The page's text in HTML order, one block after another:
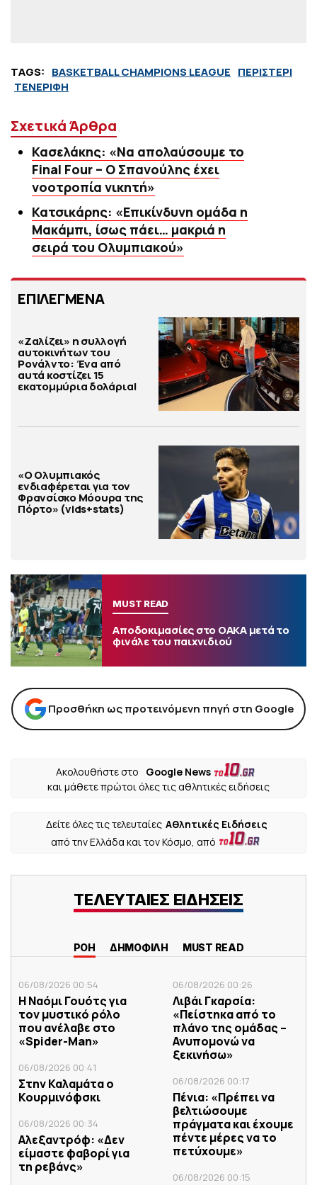
TAGS: BASKETBALL CHAMPIONS LEAGUE ΠΕΡΙΣΤΕΡΙ
ΤΕΝΕΡΙΦΗ
Σχετικά Άρθρα
Κασελάκης: «Να απολαύσουμε το
Final Four – Ο Σπανούλης έχει
νοοτροπία νικητή»
Κατσικάρης: «Επικίνδυνη ομάδα η
Μακάμπι, ίσως πάει… μακριά η
σειρά του Ολυμπιακού»
ΕΠΙΛΕΓΜΕΝΑ
«Ζαλίζει» η συλλογή
αυτοκινήτων του
Ρονάλντο: Ένα από
αυτά κοστίζει 15
εκατομμύρια δολάρια!
«Ο Ολυμπιακός
ενδιαφέρεται για τον
Φρανσίσκο Μόουρα της
Πόρτο» (vids+stats)
MUST READ
Αποδοκιμασίες στο ΟΑΚΑ μετά το
φινάλε του παιχνιδιού
Προσθήκη ως προτεινόμενη πηγή στη Google
Ακολουθήστε στο
Google News
και μάθετε πρώτοι όλες τις αθλητικές ειδήσεις
Δείτε όλες τις τελευταίες Αθλητικές Ειδήσεις
από την Ελλάδα και τον Κόσμο, από
ΤΕΛΕΥΤΑΙΕΣ ΕΙΔΗΣΕΙΣ
ΡΟΗ ΔΗΜΟΦΙΛΗ MUST READ
06/08/2026 00:54
Η Ναόμι Γουότς για
τον μυστικό ρόλο
που ανέλαβε στο
«Spider-Man»
06/08/2026 00:41
Στην Καλαμάτα ο
Κουρμινόφσκι
06/08/2026 00:34
Αλεξαντρόφ: «Δεν
είμαστε φαβορί για
τη ρεβάνς»
06/08/2026 00:26
Λιβάι Γκαρσία:
«Πείστηκα από το
πλάνο της ομάδας –
Ανυπομονώ να
ξεκινήσω»
06/08/2026 00:17
Πένια: «Πρέπει να
βελτιώσουμε
πράγματα και έχουμε
πέντε μέρες να το
πετύχουμε»
06/08/2026 00:15